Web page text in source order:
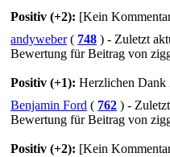
Positiv (+2): [Kein
andyweber ( 748 ) - Zuletzt
Bewertung für Beitrag von
Positiv (+1): Herzlichen Dank
Benjamin Ford ( 762 ) -
Bewertung für Beitrag von
Positiv (+2): [Kein